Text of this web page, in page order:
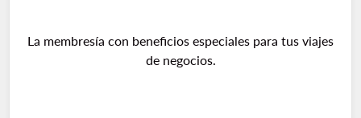
La membresía con beneficios especiales para tus viajes
de negocios.